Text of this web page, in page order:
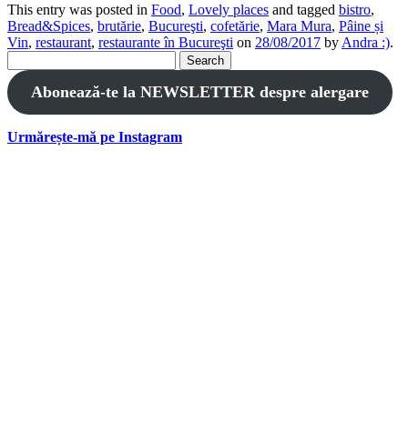
This entry was posted in Food, Lovely places and tagged bistro,
Bread&Spices, brutărie, Bucureşti, cofetărie, Mara Mura, Pâine și
Vin, restaurant, restaurante în Bucureşti on 28/08/2017 by Andra :).
for:
Abonează-te la NEWSLETTER despre alergare
Urmărește-mă pe Instagram